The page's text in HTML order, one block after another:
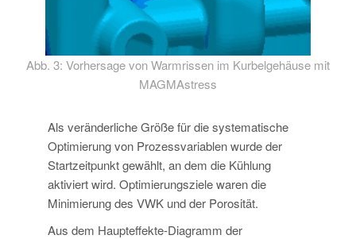
Abb. 3: Vorhersage von Warmrissen im Kurbelgehäuse mit
MAGMAstress
Als veränderliche Größe für die systematische
Optimierung von Prozessvariablen wurde der
Startzeitpunkt gewählt, an dem die Kühlung
aktiviert wird. Optimierungsziele waren die
Minimierung des VWK und der Porosität.
Aus dem Haupteffekte-Diagramm der